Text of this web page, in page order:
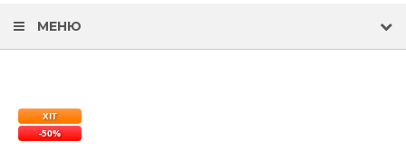
МЕНЮ
ХІТ
-50%